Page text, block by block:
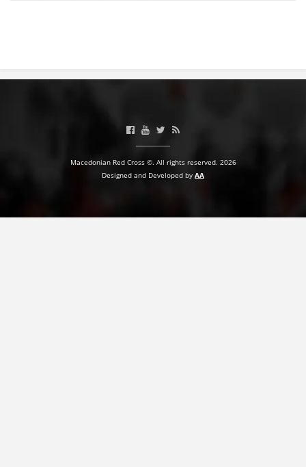
Macedonian Red Cross ©. All rights reserved. 2026
Designed and Developed by AA